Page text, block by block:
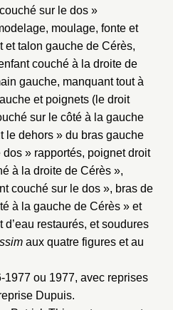
sur le dos »
moulage, fonte et
et talon gauche de Cérès,
couché à la droite de
gauche, manquant tout à
et poignets (le droit
sur le côté à la gauche
le dehors » du bras gauche
dos » rapportés, poignet droit
à la droite de Cérès »,
couché sur le dos », bras de
à la gauche de Cérès » et
restaurés, et soudures
aux quatre figures et au
1977 ou 1977, avec reprises
Dupuis.
où ajouter la
Fermer